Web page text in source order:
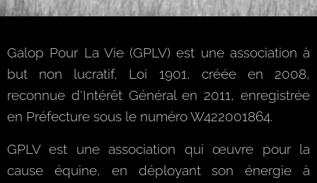
Galop Pour La Vie (GPLV) est une association à
but non lucratif, Loi 1901, créée en 2008,
reconnue d'Intérêt Général en 2011, enregistrée
en Préfecture sous le numéro W422001864.
GPLV est une association qui œuvre pour la
cause équine, en déployant son énergie à